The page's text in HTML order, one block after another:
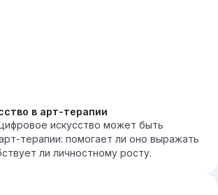
в арт-терапии
искусство может быть
терапии: помогает ли оно выражать
ли личностному росту.